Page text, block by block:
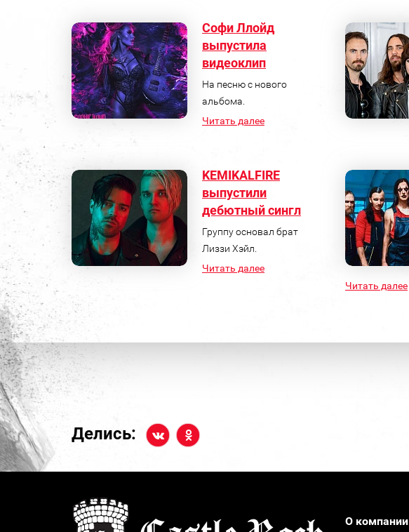
Софи Ллойд
выпустила
видеоклип
На песню с нового
альбома.
Читать далее
KEMIKALFIRE
выпустили
дебютный сингл
Группу основал брат
Лиззи Хэйл.
Читать далее
Читать далее
Делись:
О компании